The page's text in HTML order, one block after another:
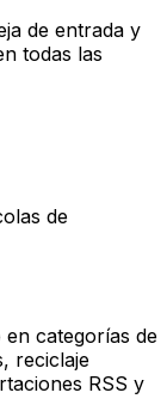
de entrada y
todas las
de
categorías de
reciclaje
RSS y